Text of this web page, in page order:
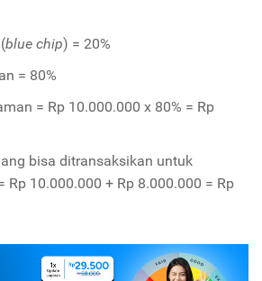
blue chip) = 20%
= 80%
= Rp 10.000.000 x 80% = Rp
bisa ditransaksikan untuk
Rp 10.000.000 + Rp 8.000.000 = Rp